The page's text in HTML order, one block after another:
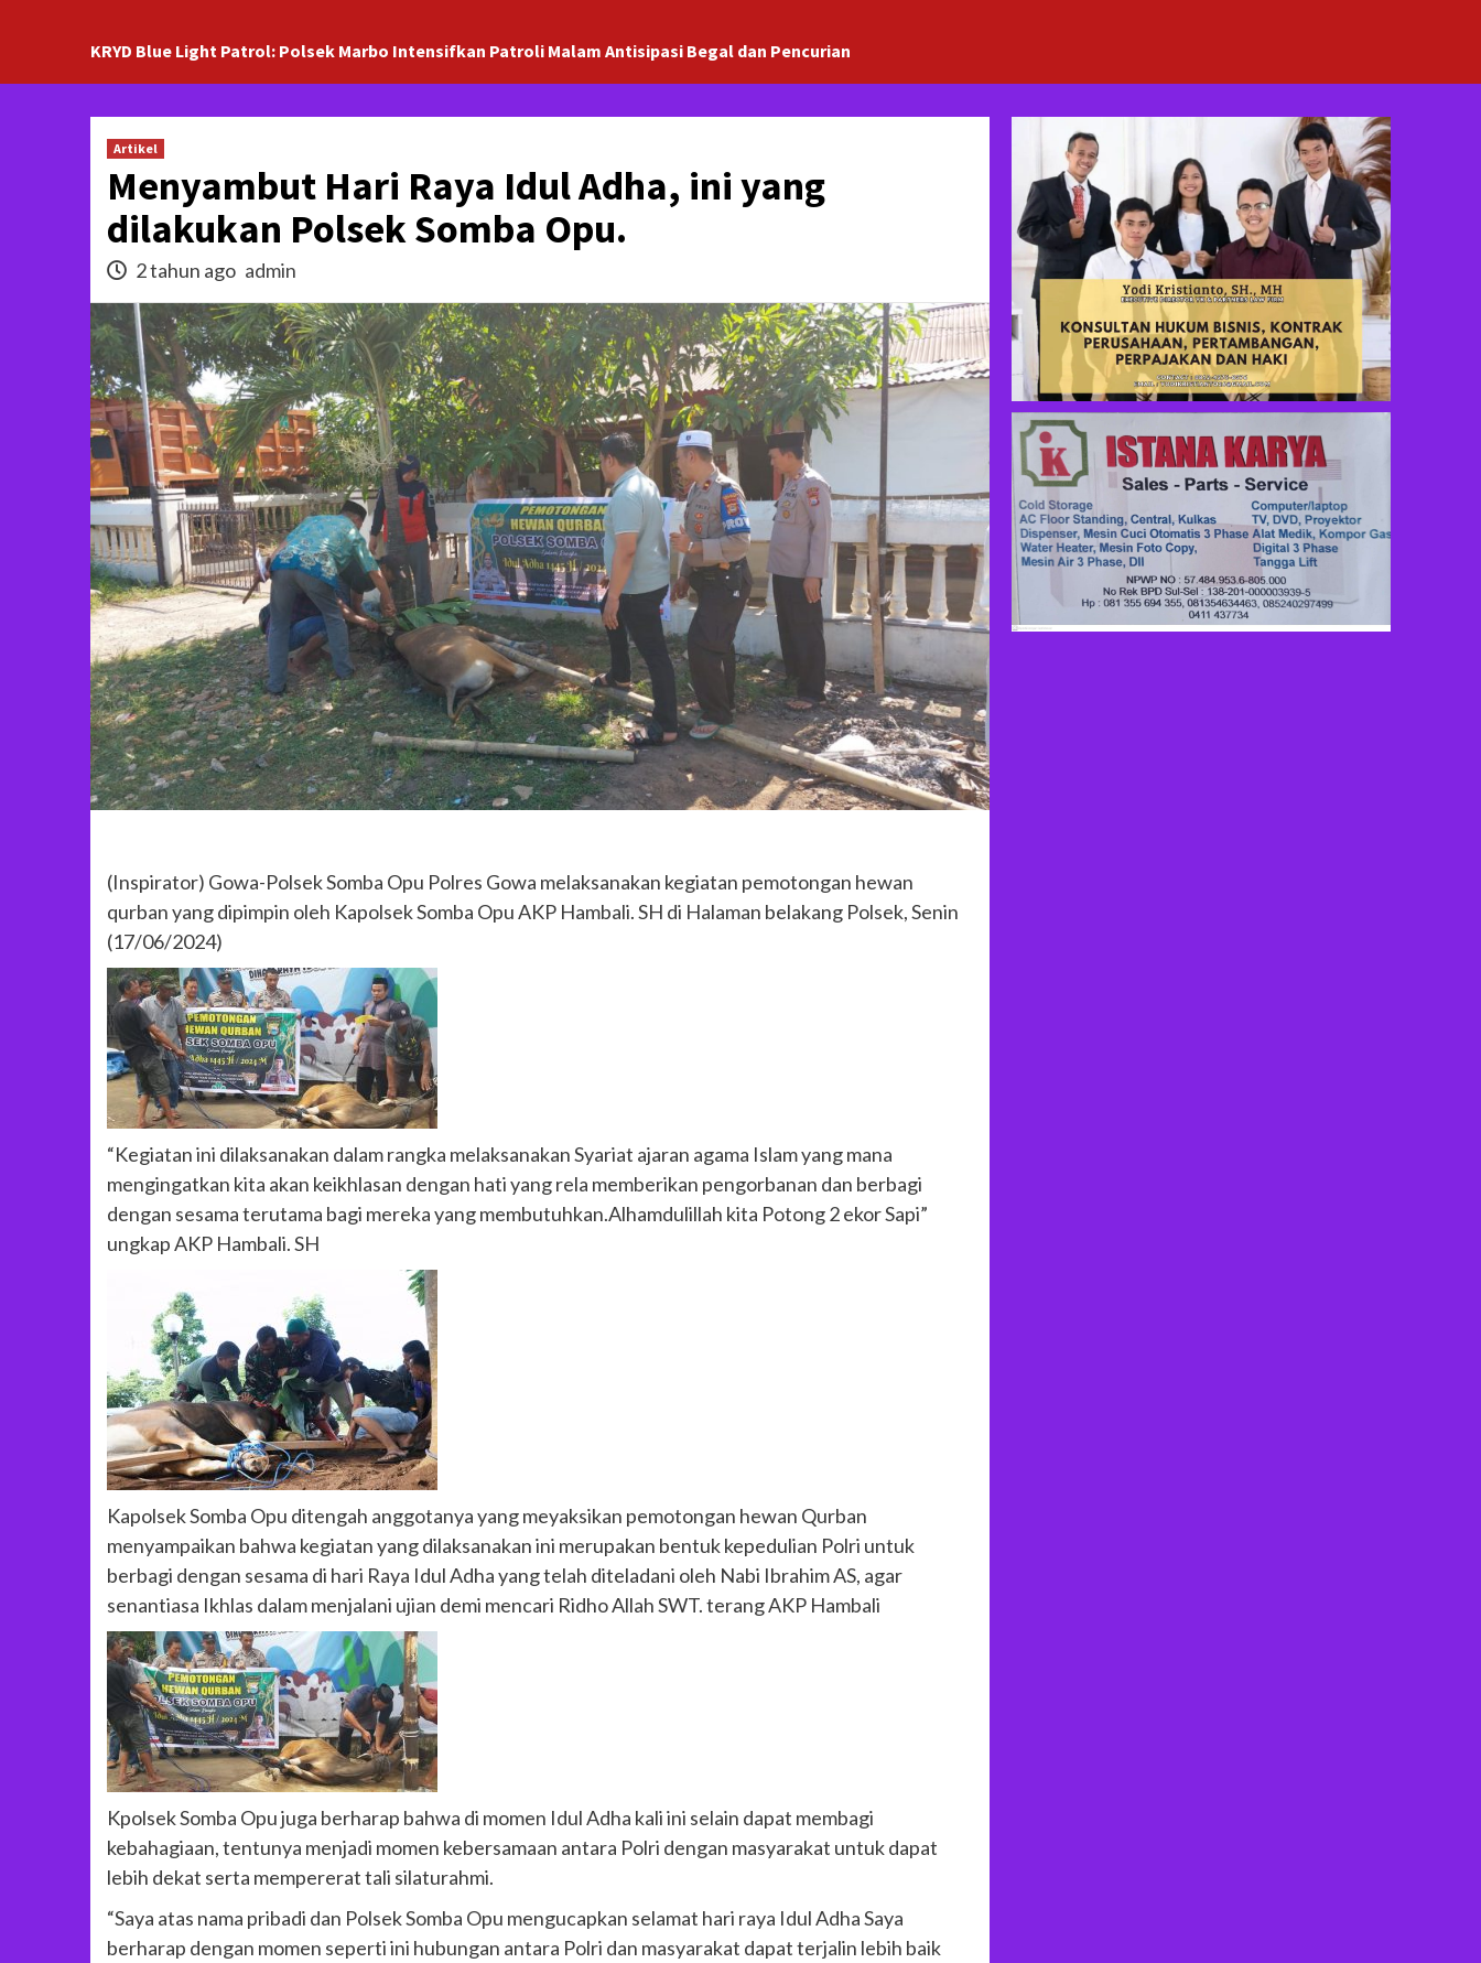
KRYD Blue Light Patrol: Polsek Marbo Intensifkan Patroli Malam Antisipasi Begal dan Pencurian
Artikel
Menyambut Hari Raya Idul Adha, ini yang
dilakukan Polsek Somba Opu.
2 tahun ago admin
(Inspirator) Gowa-Polsek Somba Opu Polres Gowa melaksanakan kegiatan pemotongan hewan
qurban yang dipimpin oleh Kapolsek Somba Opu AKP Hambali. SH di Halaman belakang Polsek, Senin
(17/06/2024)
“Kegiatan ini dilaksanakan dalam rangka melaksanakan Syariat ajaran agama Islam yang mana
mengingatkan kita akan keikhlasan dengan hati yang rela memberikan pengorbanan dan berbagi
dengan sesama terutama bagi mereka yang membutuhkan.Alhamdulillah kita Potong 2 ekor Sapi”
ungkap AKP Hambali. SH
Kapolsek Somba Opu ditengah anggotanya yang meyaksikan pemotongan hewan Qurban
menyampaikan bahwa kegiatan yang dilaksanakan ini merupakan bentuk kepedulian Polri untuk
berbagi dengan sesama di hari Raya Idul Adha yang telah diteladani oleh Nabi Ibrahim AS, agar
senantiasa Ikhlas dalam menjalani ujian demi mencari Ridho Allah SWT. terang AKP Hambali
Kpolsek Somba Opu juga berharap bahwa di momen Idul Adha kali ini selain dapat membagi
kebahagiaan, tentunya menjadi momen kebersamaan antara Polri dengan masyarakat untuk dapat
lebih dekat serta mempererat tali silaturahmi.
“Saya atas nama pribadi dan Polsek Somba Opu mengucapkan selamat hari raya Idul Adha Saya
berharap dengan momen seperti ini hubungan antara Polri dan masyarakat dapat terjalin lebih baik